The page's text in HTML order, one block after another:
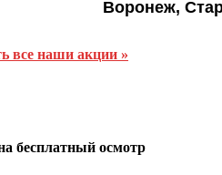
Воронеж,
все наши акции »
бесплатный осмотр